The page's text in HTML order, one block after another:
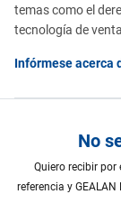
temas como el
tecnología de
Infórmese acerca
No
Quiero recibir
referencia y